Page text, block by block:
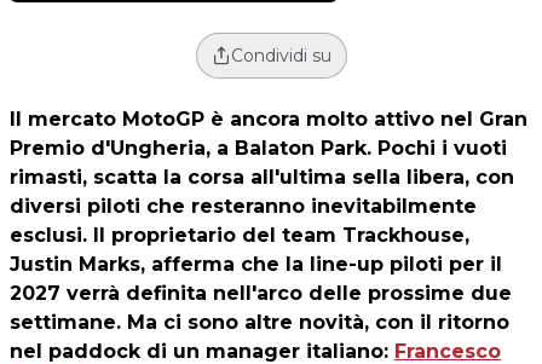
Condividi su
Il mercato MotoGP è ancora molto attivo nel Gran
Premio d'Ungheria, a Balaton Park. Pochi i vuoti
rimasti, scatta la corsa all'ultima sella libera, con
diversi piloti che resteranno inevitabilmente
esclusi. Il proprietario del team Trackhouse,
Justin Marks, afferma che la line-up piloti per il
2027 verrà definita nell'arco delle prossime due
settimane. Ma ci sono altre novità, con il ritorno
nel paddock di un manager italiano: Francesco